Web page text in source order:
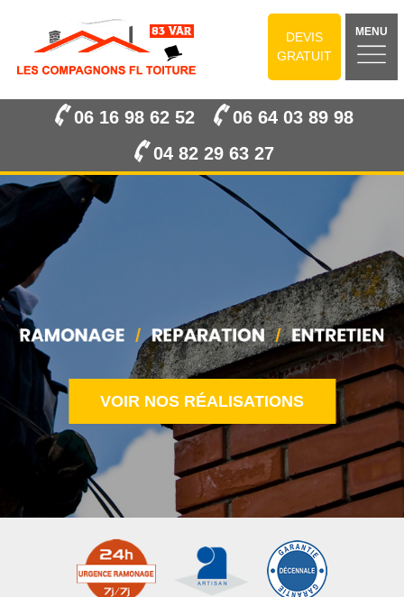
DEVIS
GRATUIT
MENU
06 16 98 62 52
06 64 03 89 98
04 82 29 63 27
VOIR NOS RÉALISATIONS